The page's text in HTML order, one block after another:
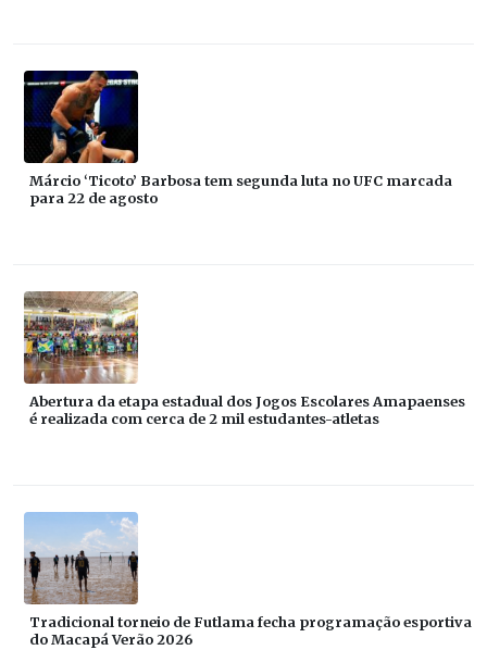
Márcio ‘Ticoto’ Barbosa tem segunda luta no UFC marcada
para 22 de agosto
Abertura da etapa estadual dos Jogos Escolares Amapaenses
é realizada com cerca de 2 mil estudantes-atletas
Tradicional torneio de Futlama fecha programação esportiva
do Macapá Verão 2026